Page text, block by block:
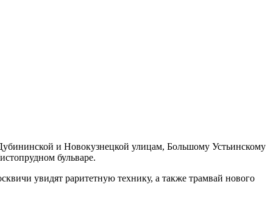
и Новокузнецкой улицам, Большому Устьинскому
бульваре.
увидят раритетную технику, а также трамвай нового